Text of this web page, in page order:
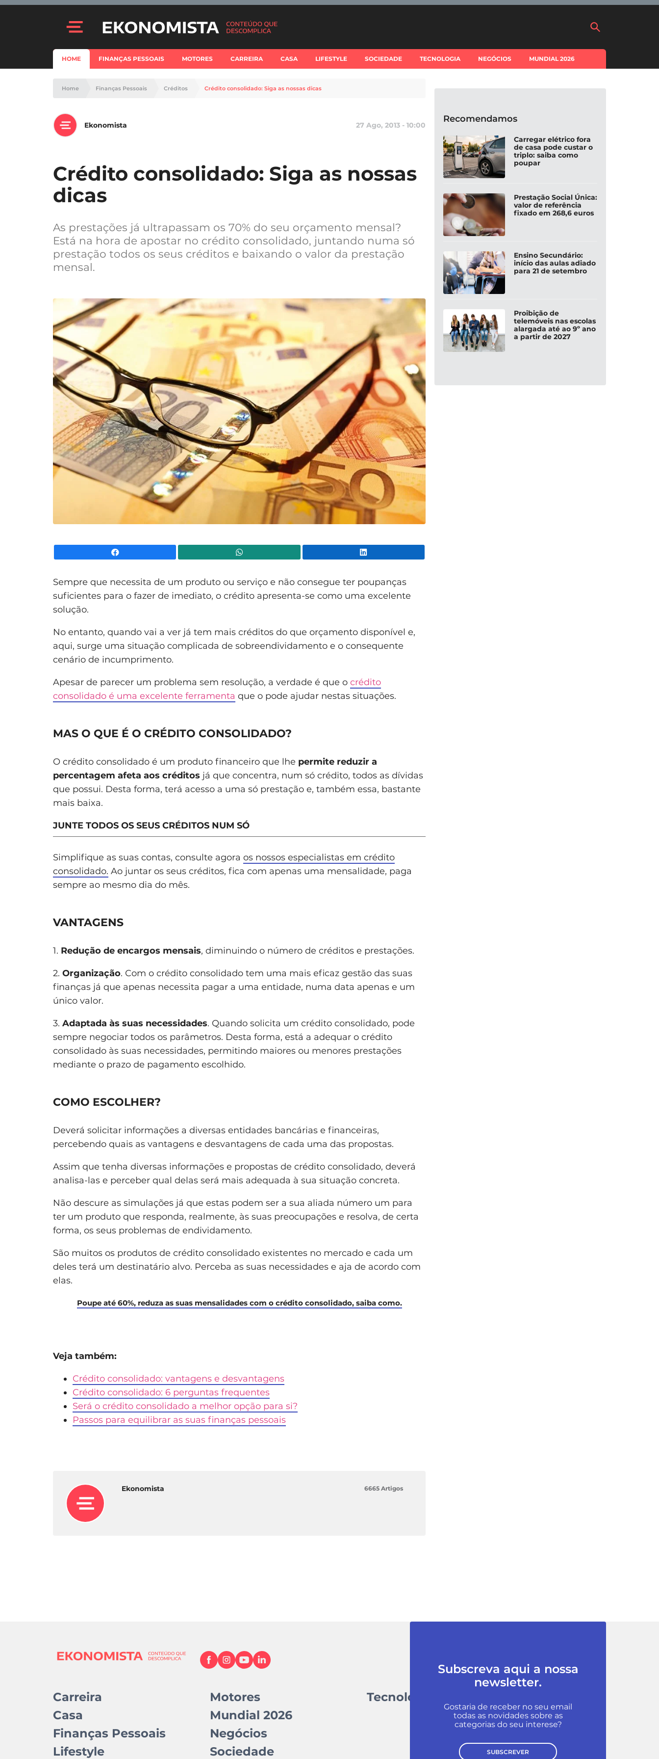
HOME FINANÇAS PESSOAIS MOTORES CARREIRA CASA LIFESTYLE SOCIEDADE TECNOLOGIA NEGÓCIOS MUNDIAL 2026
Home Finanças Pessoais Créditos Crédito consolidado: Siga as nossas dicas
Ekonomista 27 Ago, 2013 - 10:00
Crédito consolidado: Siga as nossas
dicas
As prestações já ultrapassam os 70% do seu orçamento mensal?
Está na hora de apostar no crédito consolidado, juntando numa só
prestação todos os seus créditos e baixando o valor da prestação
mensal.
Sempre que necessita de um produto ou serviço e não consegue ter poupanças
suficientes para o fazer de imediato, o crédito apresenta-se como uma excelente
solução.
No entanto, quando vai a ver já tem mais créditos do que orçamento disponível e,
aqui, surge uma situação complicada de sobreendividamento e o consequente
cenário de incumprimento.
Apesar de parecer um problema sem resolução, a verdade é que o crédito
consolidado é uma excelente ferramenta que o pode ajudar nestas situações.
MAS O QUE É O CRÉDITO CONSOLIDADO?
O crédito consolidado é um produto financeiro que lhe permite reduzir a
percentagem afeta aos créditos já que concentra, num só crédito, todos as dívidas
que possui. Desta forma, terá acesso a uma só prestação e, também essa, bastante
mais baixa.
JUNTE TODOS OS SEUS CRÉDITOS NUM SÓ
Simplifique as suas contas, consulte agora os nossos especialistas em crédito
consolidado. Ao juntar os seus créditos, fica com apenas uma mensalidade, paga
sempre ao mesmo dia do mês.
VANTAGENS
1. Redução de encargos mensais, diminuindo o número de créditos e prestações.
2. Organização. Com o crédito consolidado tem uma mais eficaz gestão das suas
finanças já que apenas necessita pagar a uma entidade, numa data apenas e um
único valor.
3. Adaptada às suas necessidades. Quando solicita um crédito consolidado, pode
sempre negociar todos os parâmetros. Desta forma, está a adequar o crédito
consolidado às suas necessidades, permitindo maiores ou menores prestações
mediante o prazo de pagamento escolhido.
COMO ESCOLHER?
Deverá solicitar informações a diversas entidades bancárias e financeiras,
percebendo quais as vantagens e desvantagens de cada uma das propostas.
Assim que tenha diversas informações e propostas de crédito consolidado, deverá
analisa-las e perceber qual delas será mais adequada à sua situação concreta.
Não descure as simulações já que estas podem ser a sua aliada número um para
ter um produto que responda, realmente, às suas preocupações e resolva, de certa
forma, os seus problemas de endividamento.
São muitos os produtos de crédito consolidado existentes no mercado e cada um
deles terá um destinatário alvo. Perceba as suas necessidades e aja de acordo com
elas.
Poupe até 60%, reduza as suas mensalidades com o crédito consolidado, saiba como.
Veja também:
Crédito consolidado: vantagens e desvantagens
Crédito consolidado: 6 perguntas frequentes
Será o crédito consolidado a melhor opção para si?
Passos para equilibrar as suas finanças pessoais
Ekonomista 6665 Artigos
Recomendamos
Carregar elétrico fora
de casa pode custar o
triplo: saiba como
poupar
Prestação Social Única:
valor de referência
fixado em 268,6 euros
Ensino Secundário:
início das aulas adiado
para 21 de setembro
Proibição de
telemóveis nas escolas
alargada até ao 9º ano
a partir de 2027
Carreira
Casa
Finanças Pessoais
Lifestyle
Motores
Mundial 2026
Negócios
Sociedade
Tecnologia
Subscreva aqui a nossa
newsletter.
Gostaria de receber no seu email
todas as novidades sobre as
categorias do seu interese?
SUBSCREVER